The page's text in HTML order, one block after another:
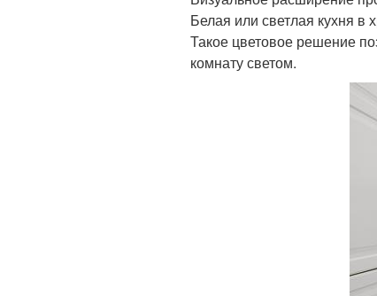
Белая или светлая кухня в
Такое цветовое решение
комнату светом.